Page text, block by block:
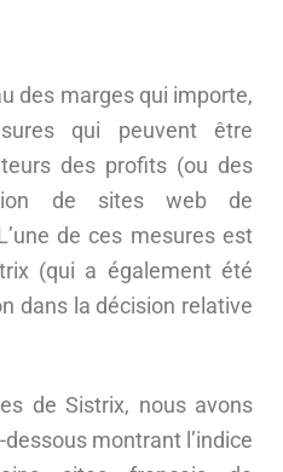
des marges qui importe,
qui peuvent être
des profits (ou des
de sites web de
de ces mesures est
(qui a également été
dans la décision relative
de Sistrix, nous avons
montrant l’indice